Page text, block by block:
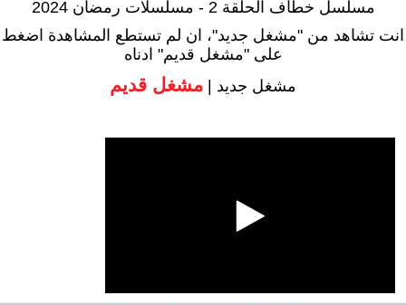
مسلسل خطاف الحلقة 2 - مسلسلات رمضان 2024
انت تشاهد من "مشغل جديد"، ان لم تستطع المشاهدة اضغط
على "مشغل قديم" ادناه
مشغل جديد | مشغل قديم